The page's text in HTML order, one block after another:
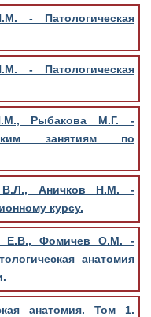
- Патологическая
- Патологическая
Рыбакова М.Г. -
занятиям по
В.Л., Аничков Н.М. -
курсу.
Е.В., Фомичев О.М. -
анатомия
анатомия. Том 1.